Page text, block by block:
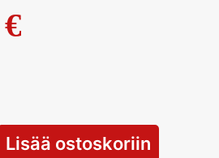
€
Lisää ostoskoriin